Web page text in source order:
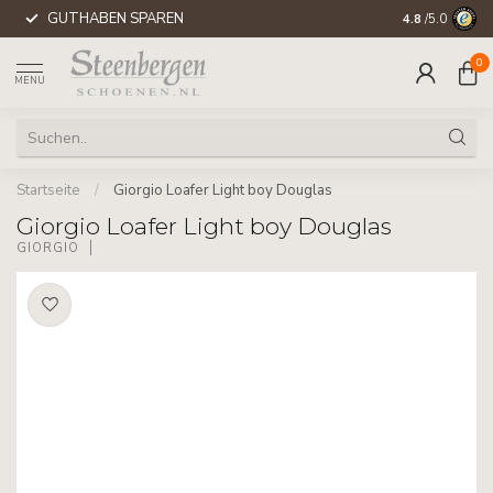
GUTHABEN SPAREN WELTWEITE
4.8 /5.0
MENU
0
Startseite / Giorgio Loafer Light boy Douglas
Giorgio Loafer Light boy Douglas
GIORGIO